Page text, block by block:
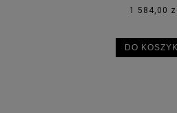
1 584,00
DO